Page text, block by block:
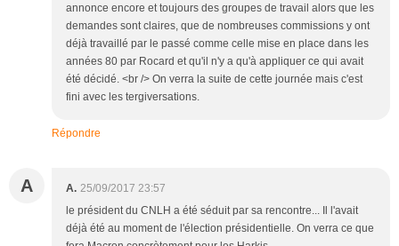
annonce encore et toujours des groupes de travail alors que les
demandes sont claires, que de nombreuses commissions y ont
déjà travaillé par le passé comme celle mise en place dans les
années 80 par Rocard et qu'il n'y a qu'à appliquer ce qui avait
été décidé. <br /> On verra la suite de cette journée mais c'est
fini avec les tergiversations.
Répondre
A A. 25/09/2017 23:57
le président du CNLH a été séduit par sa rencontre... Il l'avait
déjà été au moment de l'élection présidentielle. On verra ce que